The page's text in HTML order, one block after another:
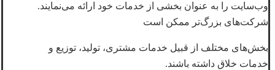
وب‌سایت را به عنوان بخشی از خدمات خود ارائه می‌نمایند.
شرکت‌های بزرگ‌تر ممکن است
بخش‌های مختلف از قبیل خدمات مشتری، تولید، توزیع و
خدمات خلاق داشته باشند.